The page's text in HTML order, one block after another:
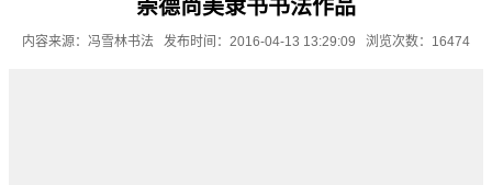
崇德尚美隶书书法作品
内容来源：冯雪林书法 发布时间：2016-04-13 13:29:09 浏览次数：16474